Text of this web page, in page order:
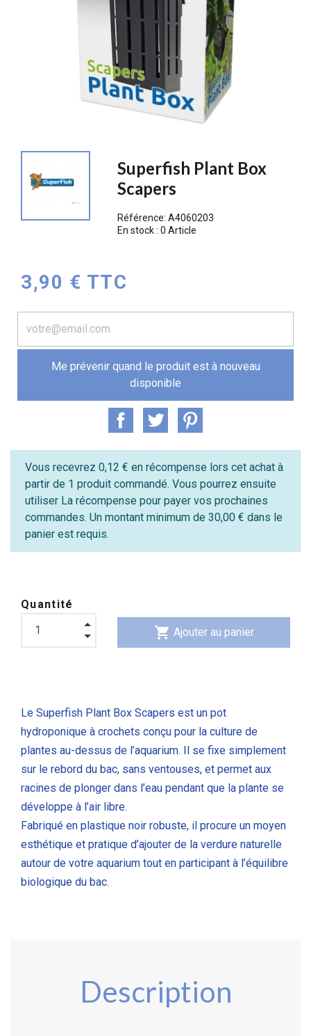
Superfish Plant Box
Scapers
Référence:A4060203
En stock :0 Article
3,90 € TTC
Me prévenir quand le produit est à nouveau
disponible
Vous recevrez 0,12 € en récompense lors cet achat à
partir de 1 produit commandé. Vous pourrez ensuite
utiliser La récompense pour payer vos prochaines
commandes. Un montant minimum de 30,00 € dans le
panier est requis.
Quantité
shopping_cart Ajouter au panier
Le Superfish Plant Box Scapers est un pot
hydroponique à crochets conçu pour la culture de
plantes au-dessus de l’aquarium.
Il se fixe simplement
sur le rebord du bac, sans ventouses, et permet aux
racines de plonger dans l’eau pendant que la plante se
développe à l’air libre.
Fabriqué en plastique noir robuste, il procure un moyen
esthétique et pratique d’ajouter de la verdure naturelle
autour de votre aquarium tout en participant à l’équilibre
biologique du bac.
Description